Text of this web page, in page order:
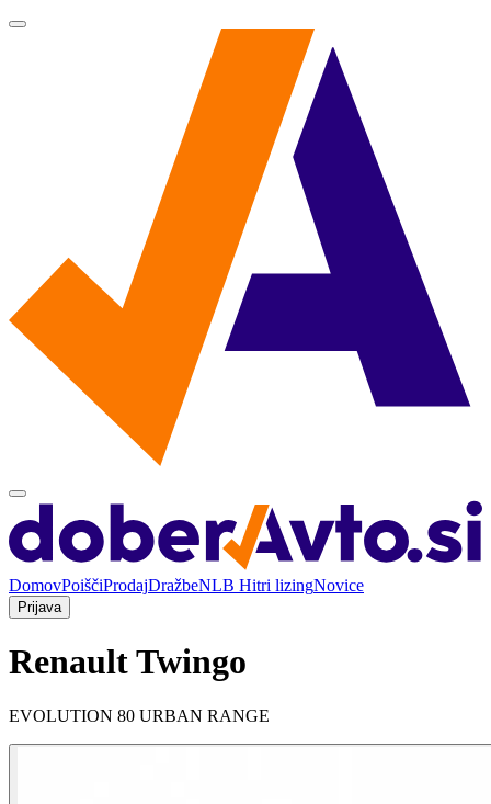
DomovPoiščiProdajDražbeNLB Hitri lizingNovice
Prijava
Renault Twingo
EVOLUTION 80 URBAN RANGE